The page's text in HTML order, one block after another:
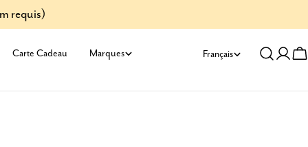
requis)
Carte Cadeau Marques
L
a
Français
Se